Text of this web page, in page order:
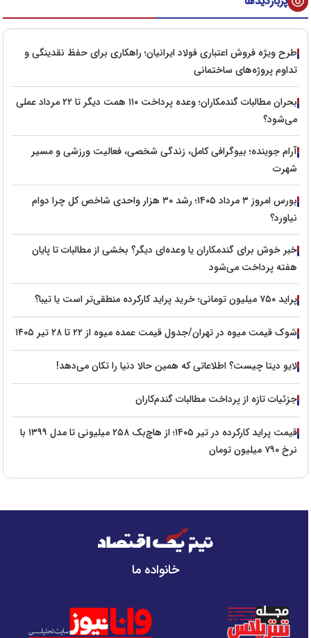
طرح ویژه فروش اعتباری فولاد ایرانیان؛ راهکاری برای حفظ نقدینگی و
تداوم پروژه‌های ساختمانی
بحران مطالبات گندمکاران؛ وعده پرداخت ۱۱۰ همت دیگر تا ۲۲ مرداد عملی
می‌شود؟
آرام جوینده؛ بیوگرافی کامل، زندگی شخصی، فعالیت ورزشی و مسیر
شهرت
بورس امروز ۳ مرداد ۱۴۰۵؛ رشد ۳۰ هزار واحدی شاخص کل چرا دوام
نیاورد؟
خبر خوش برای گندمکاران یا وعده‌ای دیگر؟ بخشی از مطالبات تا پایان
هفته پرداخت می‌شود
پراید ۷۵۰ میلیون تومانی؛ خرید پراید کارکرده منطقی‌تر است یا تیبا؟
شوک قیمت میوه در تهران/جدول قیمت عمده میوه از ۲۲ تا ۲۸ تیر ۱۴۰۵
لایو دیتا چیست؟ اطلاعاتی که همین حالا دنیا را تکان می‌دهد!
جزئیات تازه از پرداخت مطالبات گندم‌کاران
قیمت پراید کارکرده در تیر ۱۴۰۵؛ از هاچ‌بک ۲۵۸ میلیونی تا مدل ۱۳۹۹ با
نرخ ۷۹۰ میلیون تومان
خانواده ما